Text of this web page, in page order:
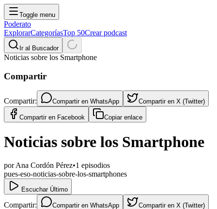
Toggle menu
Poderato
ExplorarCategoríasTop 50Crear podcast
Ir al Buscador
Noticias sobre los Smartphone
Compartir
Compartir: Compartir en WhatsApp Compartir en X (Twitter)
Compartir en Facebook Copiar enlace
Noticias sobre los Smartphone
porAna Cordón Pérez•1 episodios
pues-eso-noticias-sobre-los-smartphones
Escuchar Último
Compartir: Compartir en WhatsApp Compartir en X (Twitter)